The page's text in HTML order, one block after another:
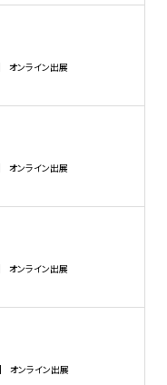
オンライン出展
オンライン出展
オンライン出展
オンライン出展